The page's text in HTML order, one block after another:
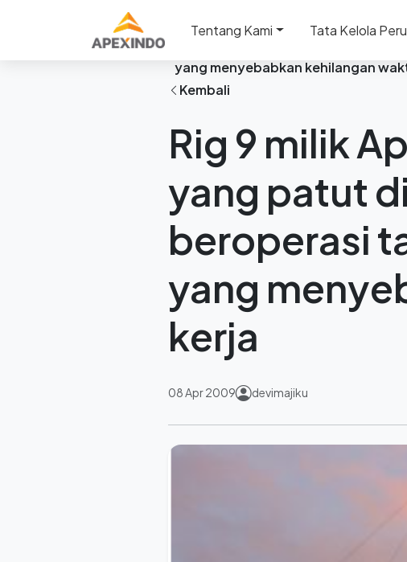
Tentang Kami Tata Kelola
Beranda
Berita
yang menyebabkan kehilangan
Kembali
Rig 9 milik
yang patut
beroperasi
yang
kerja
08 Apr 2009 devimajiku